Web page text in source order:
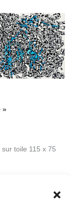
»
sur toile 115 x 75